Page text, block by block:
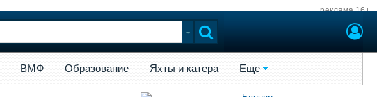
реклама 16+
ВМФ Образование Яхты и катера Еще